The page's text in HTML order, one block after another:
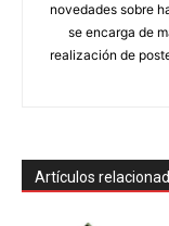
novedades sobre
se encarga de
realización de
Artículos